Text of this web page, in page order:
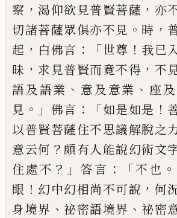
察 ， 渴仰欲見普賢菩薩 ， 亦
切諸菩薩眾俱亦不見 。 時 ，
起 ， 白佛言 ：「世尊 ！ 我已
昧 ， 求見普賢而竟不得 ， 不
語及語業 、 意及意業 、 座
見 。」 佛言 ：「如是如是 ！
以普賢菩薩住不思議解脫之
意云何 ？頗有人能說幻術文
住處不 ？」 答言 ：「不也
眼 ！ 幻中幻相尚不可說 ， 何
身境界 、 祕密語境界 、 祕密